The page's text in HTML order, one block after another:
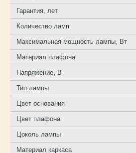
Гарантия, лет
Количество ламп
Максимальная мощность лампы, Вт
Материал плафона
Напряжение, В
Тип лампы
Цвет основания
Цвет плафона
Цоколь лампы
Материал каркаса